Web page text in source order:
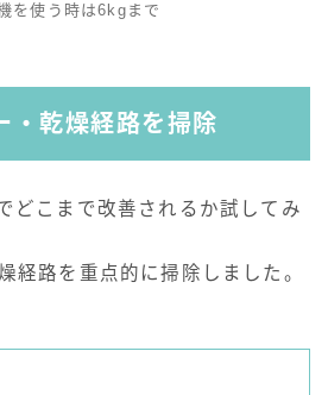
を使う時は6kgまで
・乾燥経路を掃除
どこまで改善されるか試してみ
経路を重点的に掃除しました。